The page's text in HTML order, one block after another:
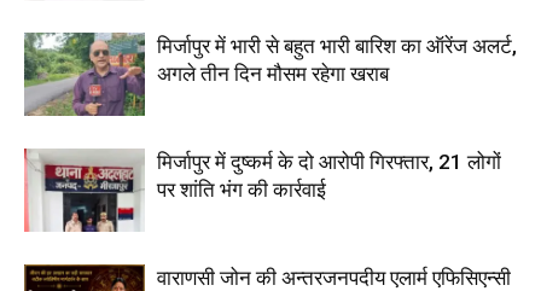
मिर्जापुर में भारी से बहुत भारी बारिश का ऑरेंज अलर्ट,
अगले तीन दिन मौसम रहेगा खराब
मिर्जापुर में दुष्कर्म के दो आरोपी गिरफ्तार, 21 लोगों
पर शांति भंग की कार्रवाई
वाराणसी जोन की अन्तरजनपदीय एलार्म एफिसिएन्सी